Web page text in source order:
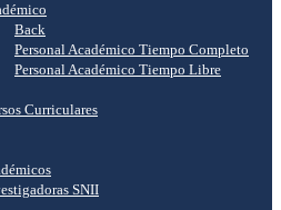
Back
Personal Académico Tiempo Completo
Personal Académico Tiempo Libre
Curriculares
SNII